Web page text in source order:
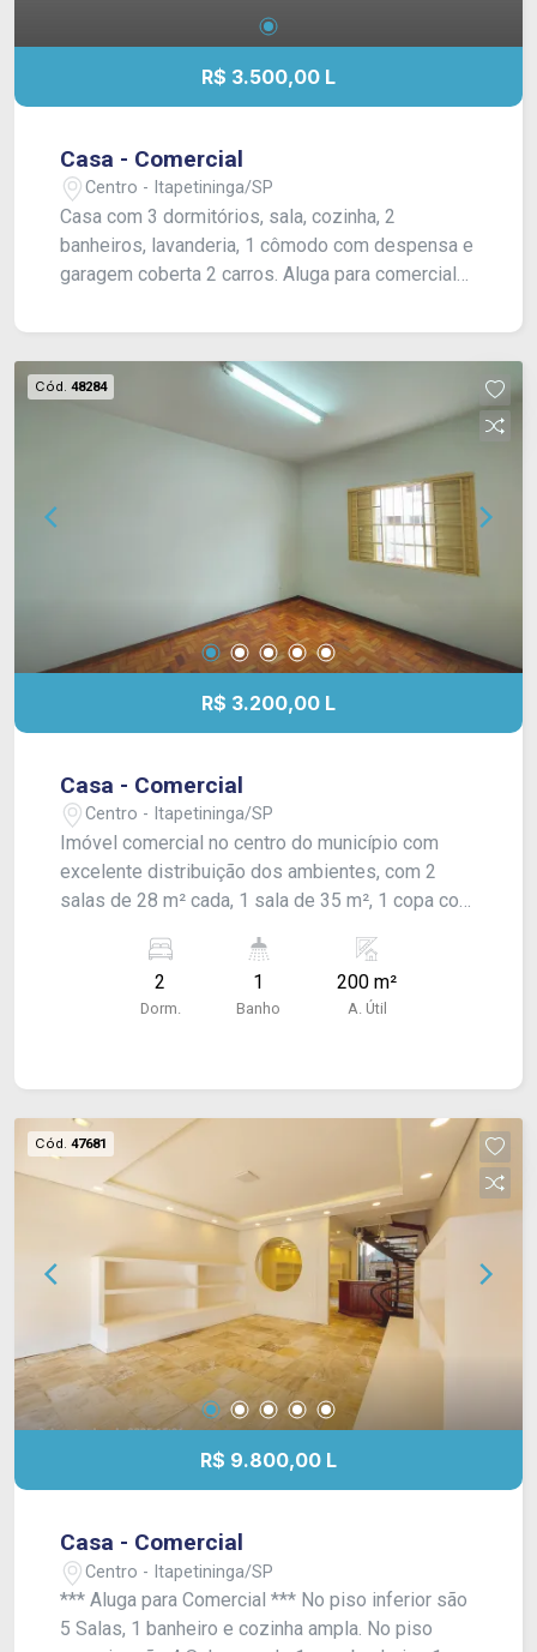
R$ 3.500,00 L
Casa - Comercial
Centro - Itapetininga/SP
Casa com 3 dormitórios, sala, cozinha, 2
banheiros, lavanderia, 1 cômodo com despensa e
garagem coberta 2 carros. Aluga para comercial
Cód. 48284
R$ 3.200,00 L
Casa - Comercial
Centro - Itapetininga/SP
Imóvel comercial no centro do município com
excelente distribuição dos ambientes, com 2
salas de 28 m² cada, 1 sala de 35 m², 1 copa com
com 30 m² ambas com modulado, 1 banheiro
social com 10 m² (possui bidê, box com vidro
temperado e adaptações de acessibilidade para
General Glicério e Rua Benjamin Constant). Sem
garagem. Acabamento com laje, piso frio, taco,
azulejos até o teto. IPTU ISENTO TOTAL
2
Dorm.
1
Banho
200 m²
A. Útil
Cód. 47681
R$ 9.800,00 L
Casa - Comercial
Centro - Itapetininga/SP
*** Aluga para Comercial *** No piso inferior são
5 Salas, 1 banheiro e cozinha ampla. No piso